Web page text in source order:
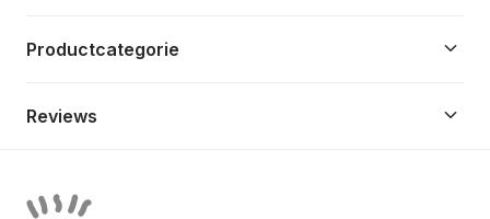
Productcategorie keyboard_arrow_down
Reviews keyboard_arrow_down